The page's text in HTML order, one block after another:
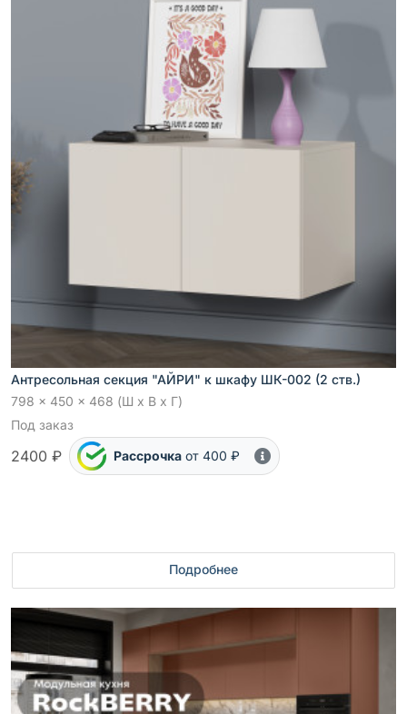
Антресольная секция "АЙРИ" к шкафу ШК-002 (2 ств.)
798 x 450 x 468 (Ш x В x Г)
Под заказ
2400 ₽ Рассрочка от 400 ₽
Подробнее